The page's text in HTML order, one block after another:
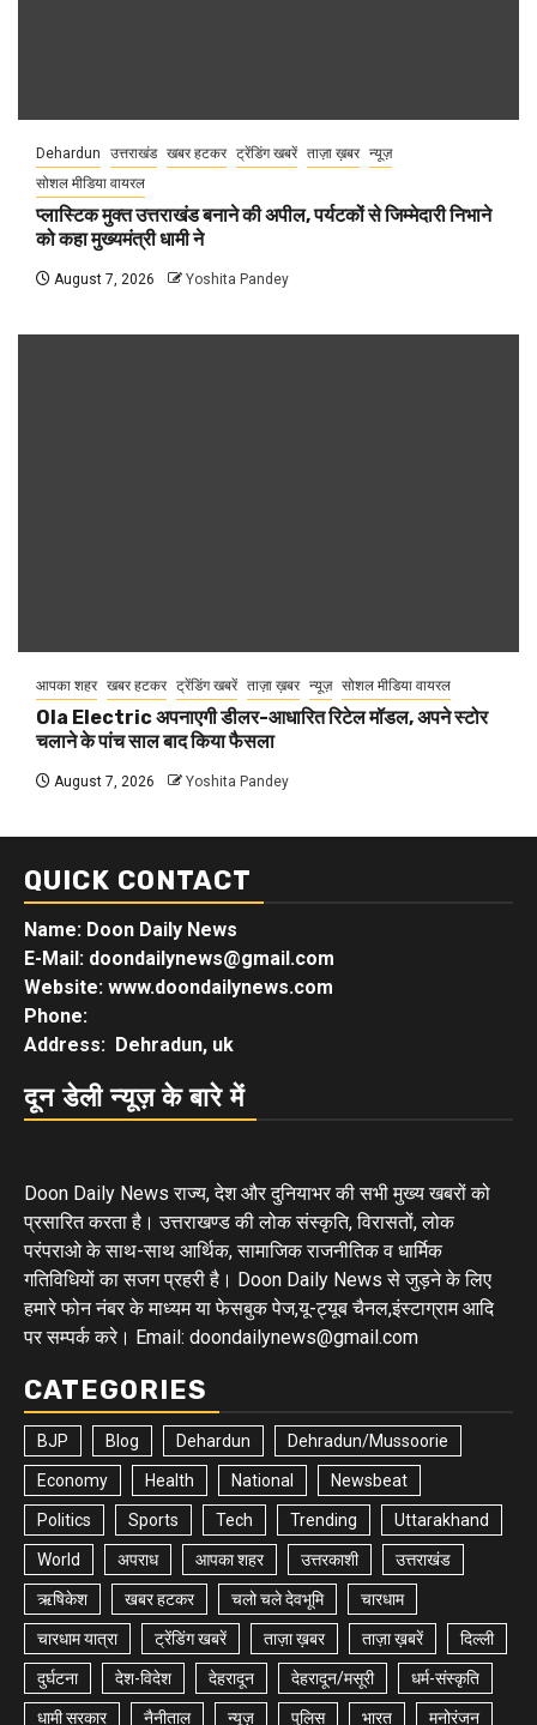
Dehardun उत्तराखंड खबर हटकर ट्रेंडिंग खबरें ताज़ा ख़बर न्यूज़
सोशल मीडिया वायरल
प्लास्टिक मुक्त उत्तराखंड बनाने की अपील, पर्यटकों से जिम्मेदारी निभाने
को कहा मुख्यमंत्री धामी ने
August 7, 2026 Yoshita Pandey
आपका शहर खबर हटकर ट्रेंडिंग खबरें ताज़ा ख़बर न्यूज़ सोशल मीडिया वायरल
Ola Electric अपनाएगी डीलर-आधारित रिटेल मॉडल, अपने स्टोर
चलाने के पांच साल बाद किया फैसला
August 7, 2026 Yoshita Pandey
QUICK CONTACT
Name: Doon Daily News
E-Mail: doondailynews@gmail.com
Website: www.doondailynews.com
Phone:
Address: Dehradun, uk
दून डेली न्यूज़ के बारे में
Doon Daily News राज्य, देश और दुनियाभर की सभी मुख्य खबरों को
प्रसारित करता है। उत्तराखण्ड की लोक संस्कृति, विरासतों, लोक
परंपराओ के साथ-साथ आर्थिक, सामाजिक राजनीतिक व धार्मिक
गतिविधियों का सजग प्रहरी है। Doon Daily News से जुड़ने के लिए
हमारे फोन नंबर के माध्यम या फेसबुक पेज,यू-ट्यूब चैनल,इंस्टाग्राम आदि
पर सम्पर्क करे। Email: doondailynews@gmail.com
CATEGORIES
BJP Blog Dehardun Dehradun/Mussoorie
Economy Health National Newsbeat
Politics Sports Tech Trending Uttarakhand
World अपराध आपका शहर उत्तरकाशी उत्तराखंड
ऋषिकेश खबर हटकर चलो चले देवभूमि चारधाम
चारधाम यात्रा ट्रेंडिंग खबरें ताज़ा ख़बर ताज़ा ख़बरें दिल्ली
दुर्घटना देश-विदेश देहरादून देहरादून/मसूरी धर्म-संस्कृति
धामी सरकार नैनीताल न्यूज़ पुलिस भारत मनोरंजन